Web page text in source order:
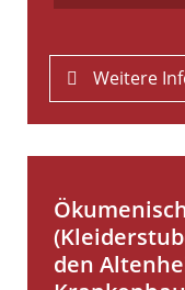
Weitere
den